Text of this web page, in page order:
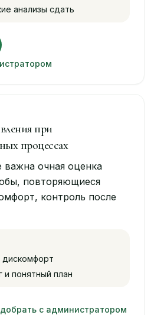
анализы сдать
при
процессах
важна очная оценка
повторяющиеся
контроль после
дискомфорт
и понятный план
с администратором